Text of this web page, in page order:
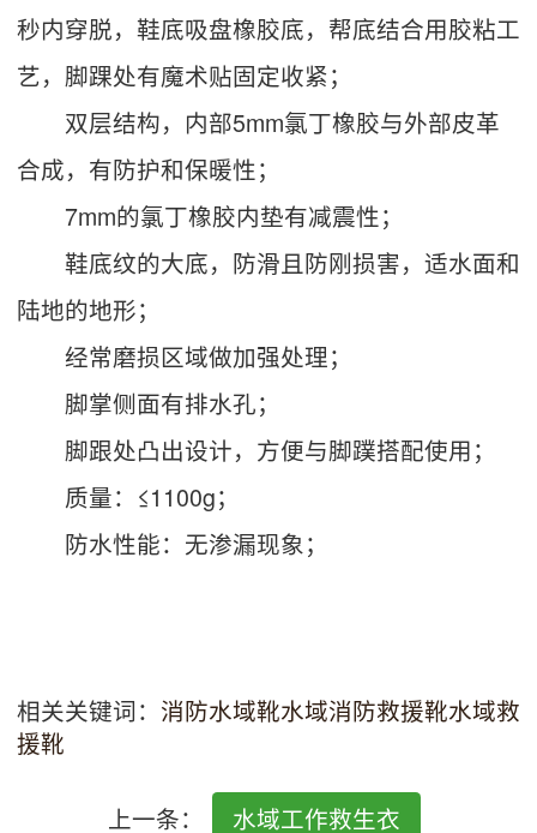
秒内穿脱，鞋底吸盘橡胶底，帮底结合用胶粘工
艺，脚踝处有魔术贴固定收紧；
双层结构，内部5mm氯丁橡胶与外部皮革
合成，有防护和保暖性；
7mm的氯丁橡胶内垫有减震性；
鞋底纹的大底，防滑且防刚损害，适水面和
陆地的地形；
经常磨损区域做加强处理；
脚掌侧面有排水孔；
脚跟处凸出设计，方便与脚蹼搭配使用；
质量：≤1100g；
防水性能：无渗漏现象；
相关关键词： 消防水域靴水域消防救援靴水域救
援靴
上一条： 水域工作救生衣